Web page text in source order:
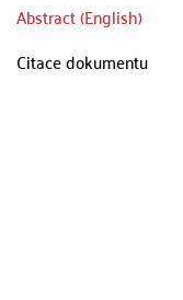
Abstract (English)
Citace dokumentu